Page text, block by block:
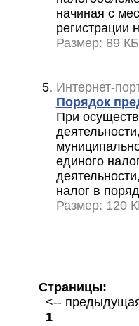
начиная с
регистрации
Размер: 89 КБ
Интернет-
Порядок
При
единого
налог в
Размер: 120
Страницы:
<--
1